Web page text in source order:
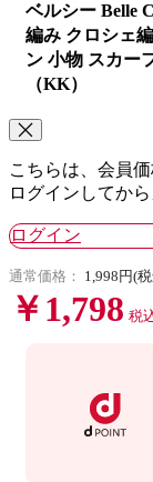
ベルシー Belle
編み クロシェ
ン 小物 スカー
（KK）
こちらは、会員
ログインしてか
ログイン
通常価格： 1,998円(
￥1,798 税